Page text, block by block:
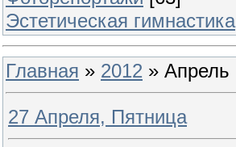
Эстетическая гимнастика
Главная » 2012 » Апрель
27 Апреля, Пятница